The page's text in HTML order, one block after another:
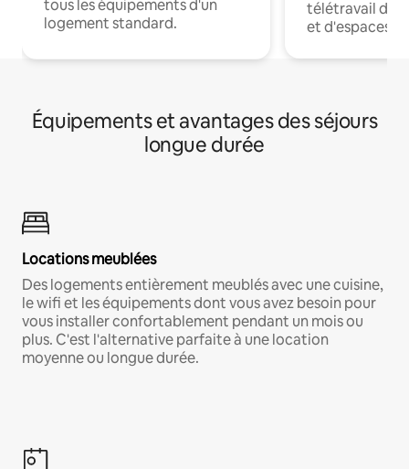
tous les équipements d'un
logement standard.
télétravail
et d'espaces
Équipements et avantages des séjours
longue durée
Locations meublées
Des logements entièrement meublés avec une cuisine,
le wifi et les équipements dont vous avez besoin pour
vous installer confortablement pendant un mois ou
plus. C'est l'alternative parfaite à une location
moyenne ou longue durée.